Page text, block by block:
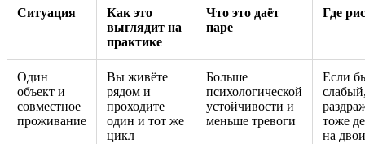
Ситуация
Как это
выглядит на
практике
Что это даёт
паре
Где
Один
объект и
совместное
проживание
Вы живёте
рядом и
проходите
один и тот же
цикл
Больше
психологической
устойчивости и
меньше тревоги
Если
тоже
на